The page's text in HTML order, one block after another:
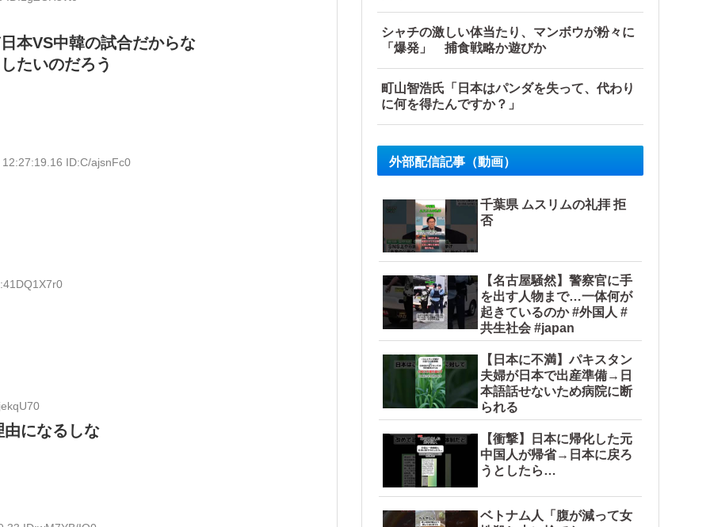
本VS中韓の試合だからな
たいのだろう
ID:C/ajsnFc0
になるしな
シャチの激しい体当たり、マンボウが粉々に
「爆発」 捕食戦略か遊びか
町山智浩氏「日本はパンダを失って、代わり
に何を得たんですか？」
外部配信記事（動画）
千葉県 ムスリムの礼拝 拒
否
【名古屋騒然】警察官に手
を出す人物まで…一体何が
起きているのか #外国人 #
共生社会 #japan
【日本に不満】パキスタン
夫婦が日本で出産準備→日
本語話せないため病院に断
られる
【衝撃】日本に帰化した元
中国人が帰省→日本に戻ろ
うとしたら…
ベトナム人「腹が減って女